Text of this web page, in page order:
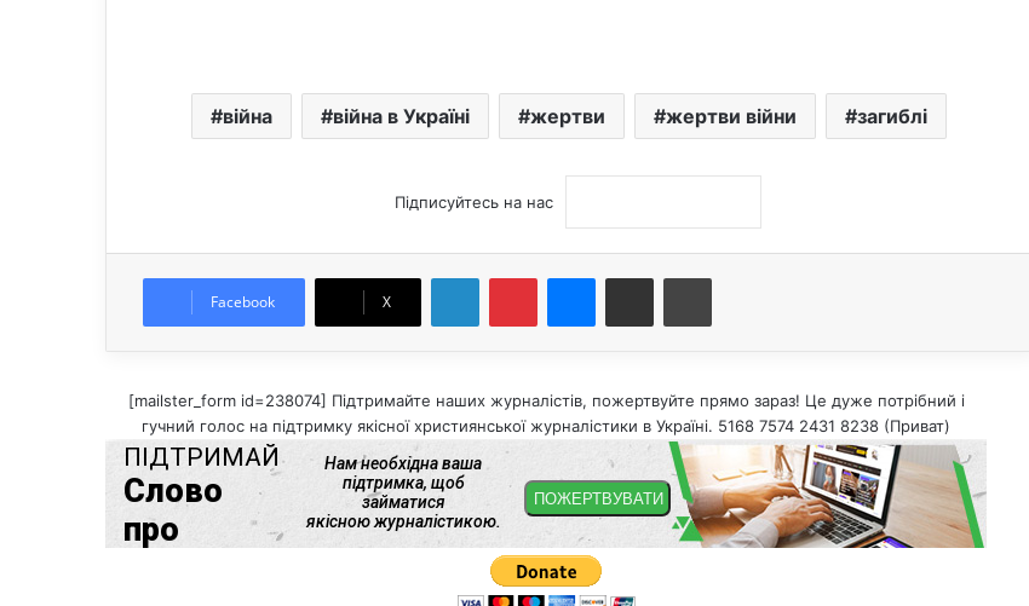
війна війна в Україні жертви жертви війни загиблі
Підписуйтесь на нас
Facebook X
Поділитися електронною поштою
[mailster_form id=238074] Підтримайте наших журналістів, пожертвуйте прямо зараз! Це дуже потрібний і
гучний голос на підтримку якісної християнської журналістики в Україні. 5168 7574 2431 8238 (Приват)